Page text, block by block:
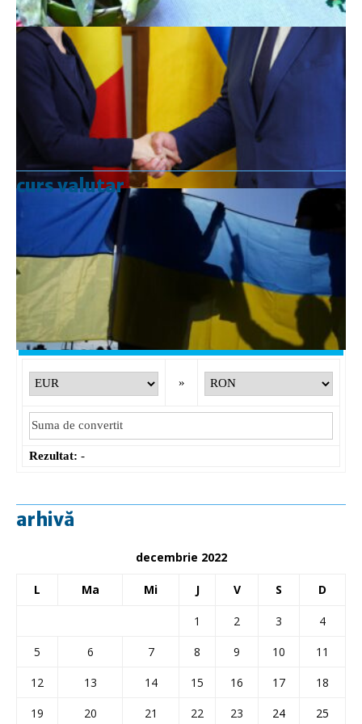
curs valutar
Curs valutar: 07 Aug 2026
EUR: 5,2554 RON
+0,0041 ▲
USD: 4,5584 RON
+0,0077 ▲
CHF
: 5,6244 RON
+0,0023 ▲
GBP
+0,0041 ▲
Convertor valutar
»
Rezultat: -
arhivă
decembrie 2022
L Ma Mi J V S D
1 2 3
4
5
6 7 8 9 10
11
12
13 14 15 16 17
18
19
20 21 22 23 24
25